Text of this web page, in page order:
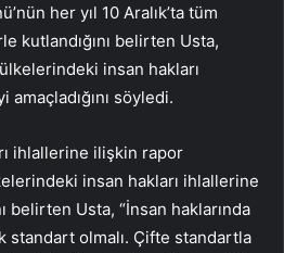
her yıl 10 Aralık’ta tüm
kutlandığını belirten Usta,
insan hakları
söyledi.
ihlallerine ilişkin rapor
insan hakları ihlallerine
belirten Usta, “İnsan haklarında
standart olmalı. Çifte standartla